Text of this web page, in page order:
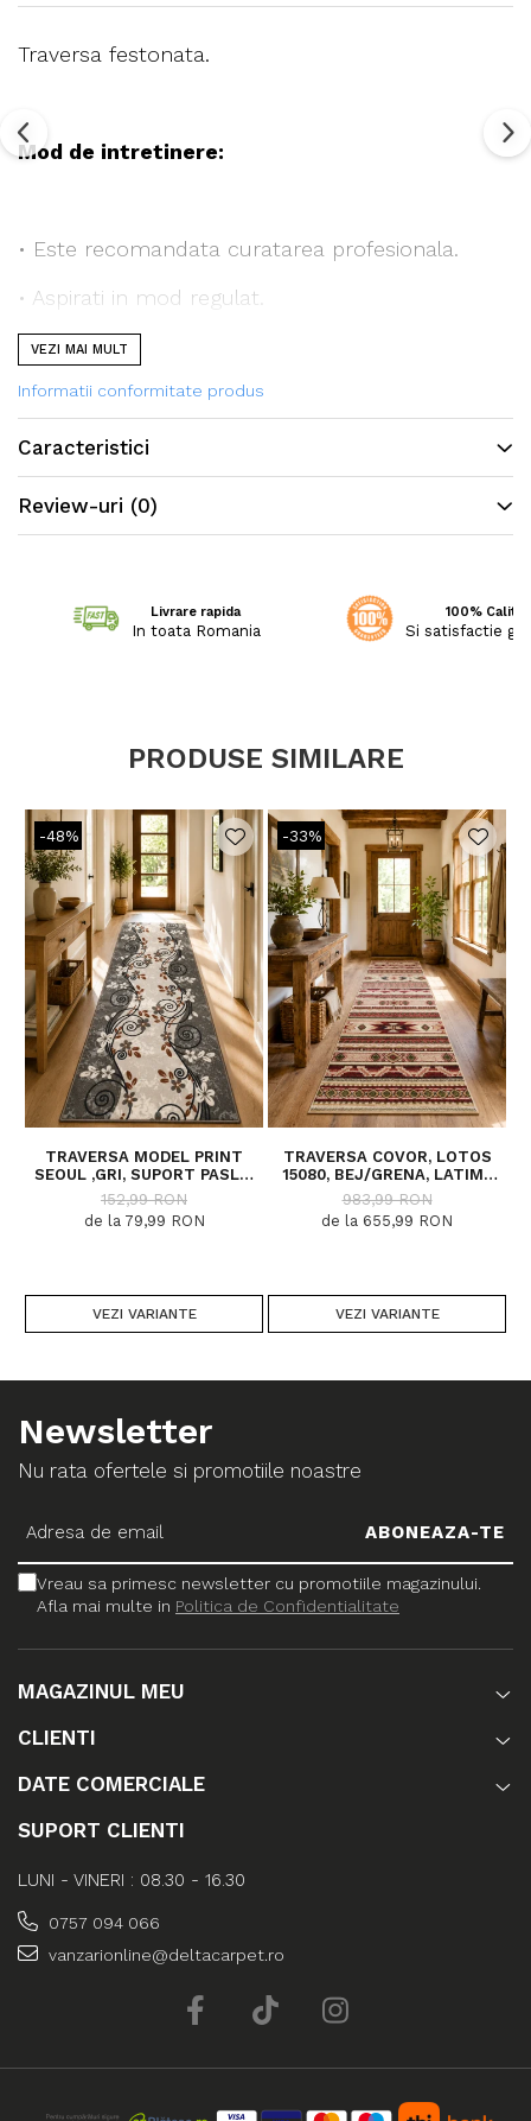
Traversa festonata.
Mod de intretinere:
• Este recomandata curatarea profesionala.
• Aspirati in mod regulat.
Toate covoarele noastre sunt certificate
conform standardului STANDARD 100 de catre
OEKO-TEX®,
garantand absenta substantelor nocive in
cantitati care ar putea dauna sanatatii.
polipropilena de cea mai inalta calitate.
Proprietati antistatic.
Potrivit pentru pardoseli incalzite.
VEZI MAI MULT
Informatii conformitate produs
Caracteristici
Review-uri (0)
Livrare rapida
In toata Romania
100%
Si satisfactie
PRODUSE SIMILARE
-48%
TRAVERSA MODEL PRINT
SEOUL ,GRI, SUPORT PASLA,
LATIME 100 CM, 820 GR/MP
152,99 RON
de la 79,99 RON
VEZI VARIANTE
-33%
TRAVERSA COVOR, LOTOS
15080, BEJ/GRENA, LATIME
200 CM, DIVERSE LUNGIMI
983,99 RON
de la 655,99 RON
VEZI VARIANTE
Newsletter
Nu rata ofertele si promotiile noastre
Vreau sa primesc newsletter cu promotiile magazinului.
Afla mai multe in Politica de Confidentialitate
MAGAZINUL MEU
CLIENTI
DATE COMERCIALE
SUPORT CLIENTI
LUNI - VINERI : 08.30 - 16.30
0757 094 066
vanzarionline@deltacarpet.ro